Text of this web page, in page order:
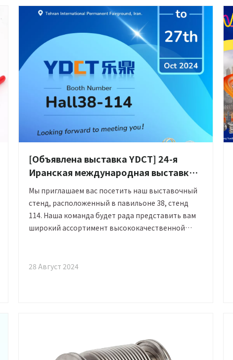
[Объявлена ​​выставка YDCT] 24-я
Иранская международная выставка
электротехники
Мы приглашаем вас посетить наш выставочный
стенд, расположенный в павильоне 38, стенд
114. Наша команда будет рада представить вам
широкий ассортимент высококачественной
различных отраслей промышленности.
28 Август 2024